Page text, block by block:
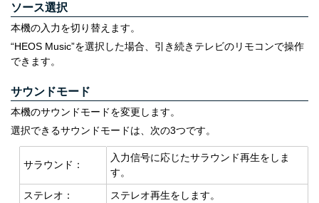
ソース選択
本機の入力を切り替えます。
“HEOS Music”を選択した場合、引き続きテレビのリモコンで操作
できます。
サウンドモード
本機のサウンドモードを変更します。
選択できるサウンドモードは、次の3つです。
サラウンド：
入力信号に応じたサラウンド再生をしま
す。
ステレオ：
ステレオ再生をします。